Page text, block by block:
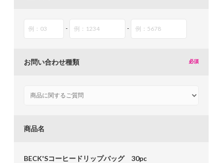
- -
お問い合わせ種類
商品名
BECK'Sコーヒードリップバッグ 30pc